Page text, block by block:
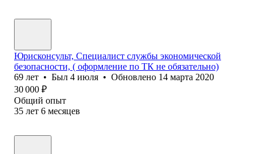
Юрисконсульт, Специалист службы экономической
безопасности, ( оформление по ТК не обязательно)
69 лет • Был 4 июля • Обновлено 14 марта 2020
30 000 ₽
Общий опыт
35 лет 6 месяцев